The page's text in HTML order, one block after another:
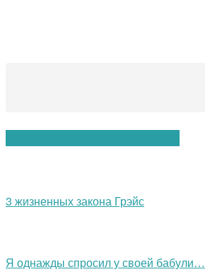
3 жизненных закона Грэйс
Я однажды спросил у своей бабули…